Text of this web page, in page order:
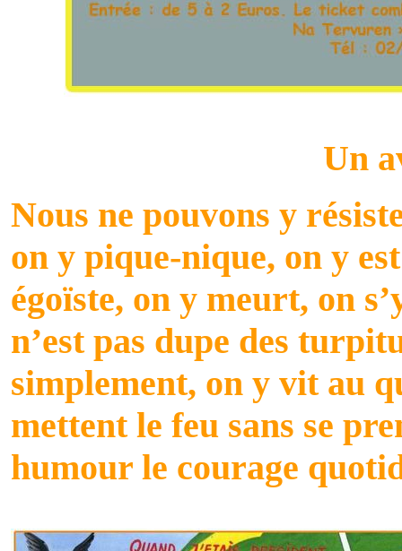
Un
Nous ne pouvons y
on y pique-nique, on y
égoïste, on y meurt, on
n’est pas dupe des
simplement, on y vit au
mettent le feu sans se
humour le courage